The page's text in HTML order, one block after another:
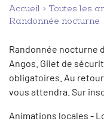
Accueil Toutes les
Randonnée nocturne
Randonnée nocturne
Angos. Gilet de
obligatoires. Au
vous attendra. Sur
Animations locales -